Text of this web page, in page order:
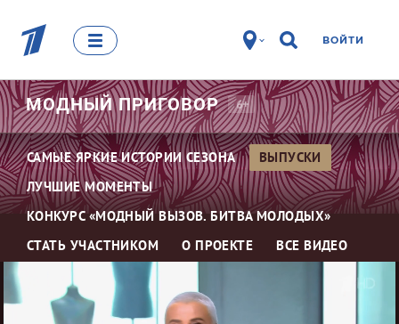
ВОЙТИ
МОДНЫЙПРИГОВОР 6+
САМЫЕ ЯРКИЕ ИСТОРИИ СЕЗОНА
ВЫПУСКИ
ЛУЧШИЕ МОМЕНТЫ
КОНКУРС «МОДНЫЙ ВЫЗОВ. БИТВА МОЛОДЫХ»
СТАТЬ УЧАСТНИКОМ
О ПРОЕКТЕ ВСЕ ВИДЕО